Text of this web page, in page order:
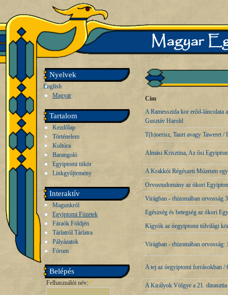
Nyelvek
English
Magyar
Tartalom
Kezdőlap
Történelem
Kultúra
Barangoló
Egyiptomi tükör
Linkgyűjtemény
Interaktív
Magunkról
Egyiptomi Füzetek
Fáraók Földjén
Tárlatról Tárlatra
Pályázatok
Fórum
Belépés
Felhasználói név: *
Cím
A Ramesszida kor erőd-láncolata
Gusztáv Harold
T(h)oerisz, Taurt avagy Taweret
Almási Krisztina, Az ősi
A Krakkói Régészeti Múzeum
Orvostudomány az ókori
Virágban - rhizomában orvosság
Egészség és betegség az ókori
Kígyók az óegyiptomi túlvilági
Virágban - rhizomában orvosság:
A tej az óegyiptomi forrásokban
A Királyok Völgye a 21. dinasztia